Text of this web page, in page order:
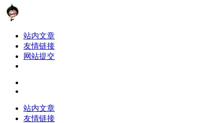
站内文章
友情链接
网站提交
站内文章
友情链接